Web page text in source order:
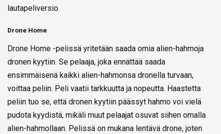
lautapeliversio.
Drone Home
Drone Home -pelissä yritetään saada omia alien-hahmoja
dronen kyytiin. Se pelaaja, joka ennättää saada
ensimmäisenä kaikki alien-hahmonsa dronella turvaan,
voittaa peliin. Peli vaatii tarkkuutta ja nopeutta. Haastetta
peliin tuo se, että dronen kyytiin päässyt hahmo voi vielä
pudota kyydistä, mikäli muut pelaajat osuvat siihen omalla
alien-hahmollaan. Pelissä on mukana lentävä drone, joten